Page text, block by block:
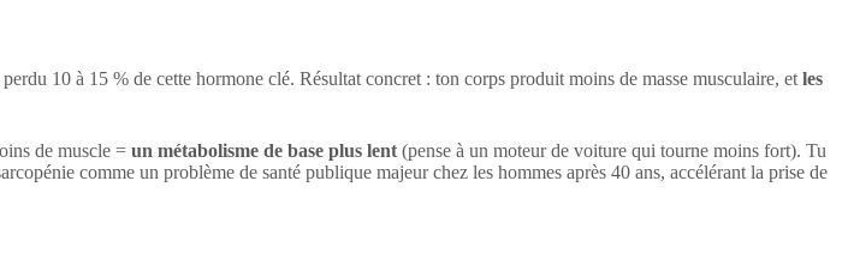
10 à 15 % de cette hormone clé. Résultat concret : ton corps produit moins de masse musculaire, et les
de muscle = un métabolisme de base plus lent (pense à un moteur de voiture qui tourne moins fort). Tu
comme un problème de santé publique majeur chez les hommes après 40 ans, accélérant la prise de